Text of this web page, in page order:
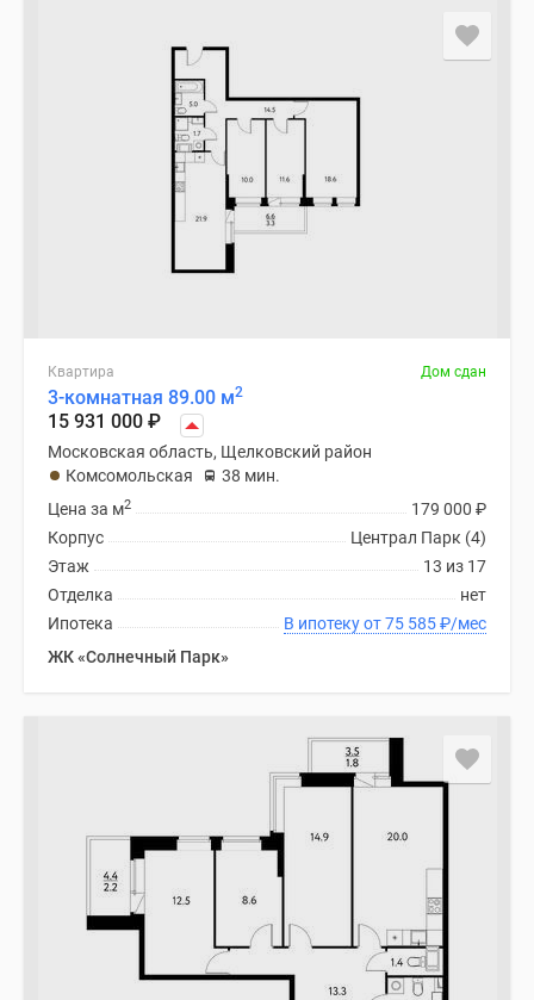
Квартира Дом сдан
3-комнатная 89.00 м2
15 931 000 ₽
Московская область, Щелковский район
Комсомольская
38 мин.
179 000 ₽
Цена за м2
Централ Парк (4)
Корпус
13 из 17
Этаж
нет
Отделка
В ипотеку от 75 585₽/мес
Ипотека
ЖК «Солнечный Парк»